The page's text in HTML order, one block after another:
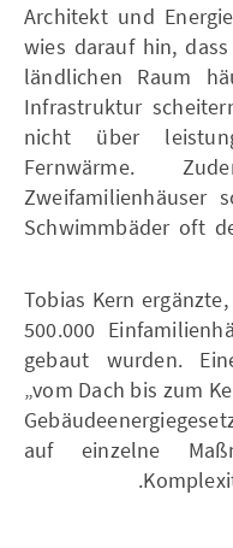
Architekt und
wies darauf hin,
ländlichen Raum
Infrastruktur
nicht über
Fernwärme.
Zweifamilienhäuser
Schwimmbäder oft
Tobias Kern
500.000
gebaut wurden.
„vom Dach bis zum
auf einzelne